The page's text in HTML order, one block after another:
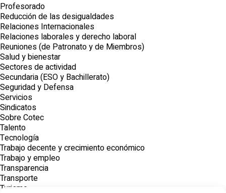
Profesorado
Reducción de las desigualdades
Relaciones Internacionales
Relaciones laborales y derecho laboral
Reuniones (de Patronato y de Miembros)
Salud y bienestar
Sectores de actividad
Secundaria (ESO y Bachillerato)
Seguridad y Defensa
Servicios
Sindicatos
Sobre Cotec
Talento
Tecnología
Trabajo decente y crecimiento económico
Trabajo y empleo
Transparencia
Transporte
Turismo